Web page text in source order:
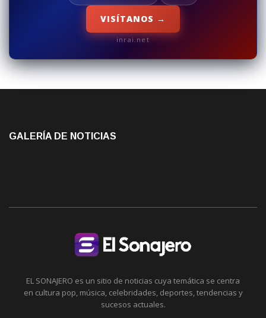
VISÍTANOS →
inrai.net
GALERÍA DE NOTICIAS
EL SONAJERO es un sitio de noticias cuya temática se centra
en cultura pop, música, celebridades, deportes, tendencias y
sucesos actuales.